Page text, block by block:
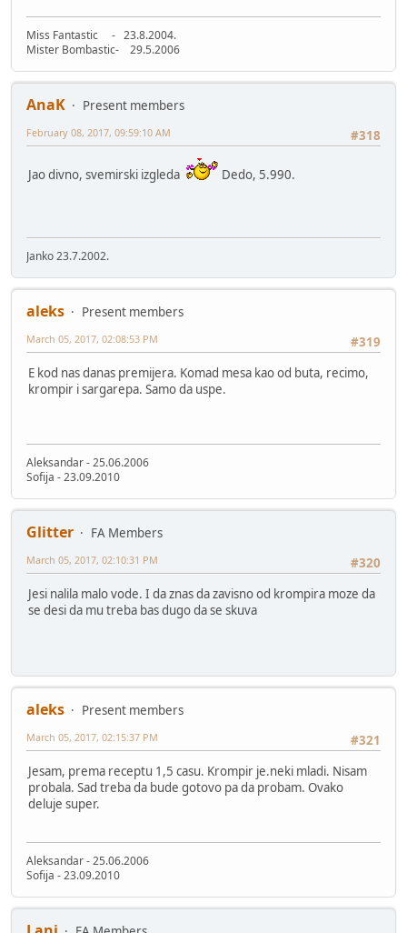
Miss Fantastic - 23.8.2004.
Mister Bombastic- 29.5.2006
AnaK
Present members
#318
February 08, 2017, 09:59:10 AM
Jao divno, svemirski izgleda Dedo, 5.990.
Janko 23.7.2002.
aleks
Present members
#319
March 05, 2017, 02:08:53 PM
E kod nas danas premijera. Komad mesa kao od buta, recimo,
krompir i sargarepa. Samo da uspe.
Aleksandar - 25.06.2006
Sofija - 23.09.2010
Glitter
FA Members
#320
March 05, 2017, 02:10:31 PM
Jesi nalila malo vode. I da znas da zavisno od krompira moze da
se desi da mu treba bas dugo da se skuva
aleks
Present members
#321
March 05, 2017, 02:15:37 PM
Jesam, prema receptu 1,5 casu. Krompir je.neki mladi. Nisam
probala. Sad treba da bude gotovo pa da probam. Ovako
deluje super.
Aleksandar - 25.06.2006
Sofija - 23.09.2010